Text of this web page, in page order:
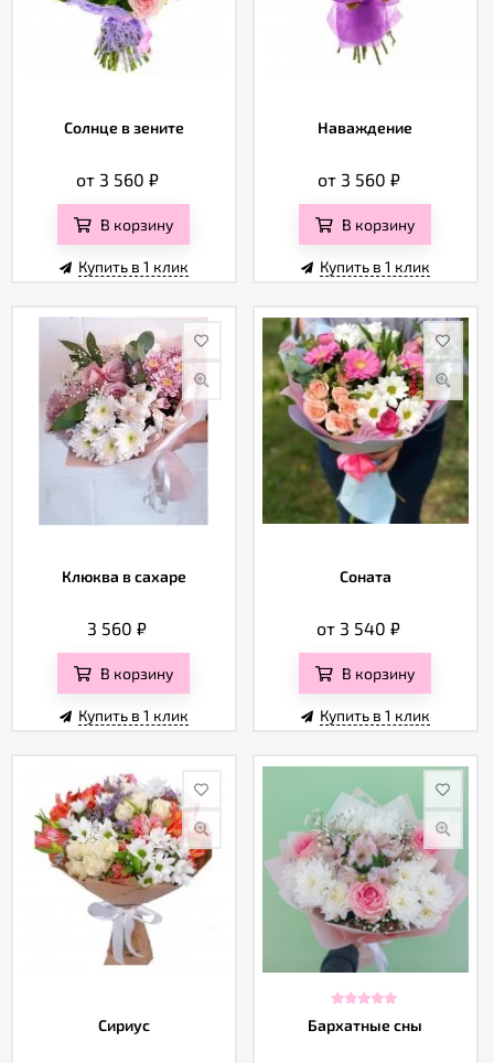
Солнце в зените
от 3 560 ₽
В корзину
Купить в 1 клик
Наваждение
от 3 560 ₽
В корзину
Купить в 1 клик
Клюква в сахаре
3 560₽
В корзину
Купить в 1 клик
Соната
от 3 540₽
В корзину
Купить в 1 клик
Сириус Бархатные сны